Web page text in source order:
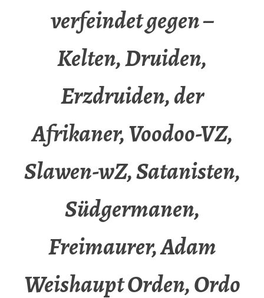
verfeindet gegen –
Kelten, Druiden,
Erzdruiden, der
Afrikaner, Voodoo-VZ,
Slawen-wZ, Satanisten,
Südgermanen,
Freimaurer, Adam
Weishaupt Orden, Ordo